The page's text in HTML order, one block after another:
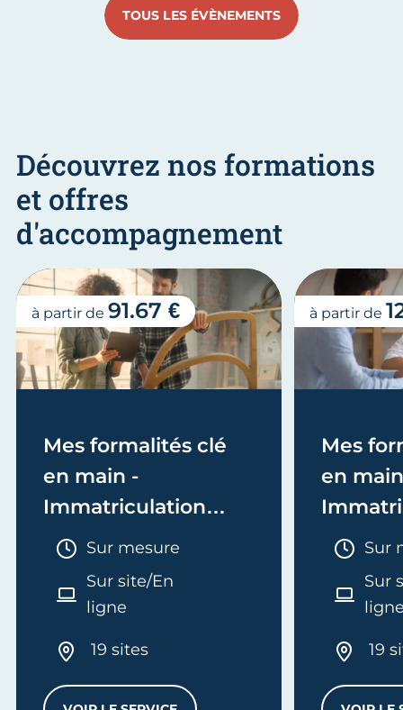
TOUS LES ÉVÈNEMENTS
Découvrez nos formations
et offres
d'accompagnement
Mes formalités clé
en main -
Immatriculation
(EI/Micro-entreprise
ou réel)
Durée :
Sur mesure
Sur site/En
ligne
19 sites
à partir de 91.67 €
Mes
en
Sur
Sur
19
à partir de